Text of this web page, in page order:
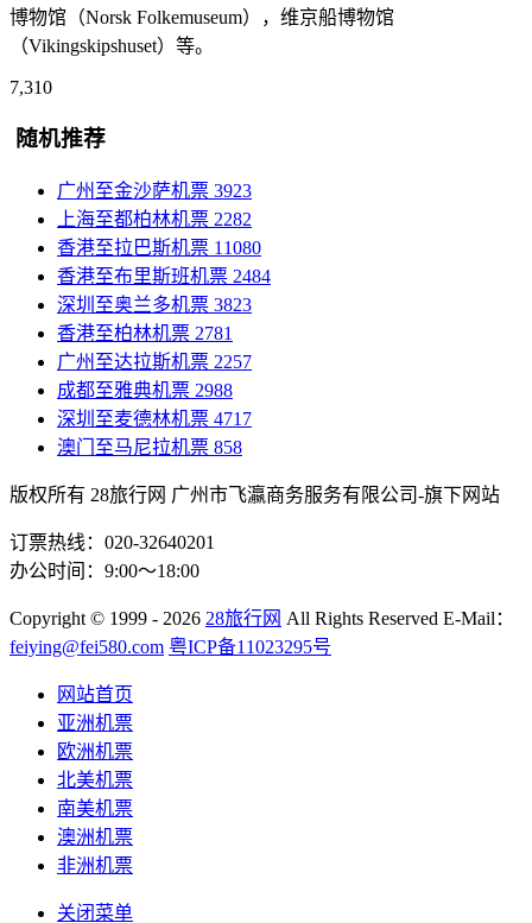
博物馆（Norsk Folkemuseum），维京船博物馆
（Vikingskipshuset）等。
7,310
随机推荐
广州至金沙萨机票 3923
上海至都柏林机票 2282
香港至拉巴斯机票 11080
香港至布里斯班机票 2484
深圳至奥兰多机票 3823
香港至柏林机票 2781
广州至达拉斯机票 2257
成都至雅典机票 2988
深圳至麦德林机票 4717
澳门至马尼拉机票 858
版权所有 28旅行网 广州市飞瀛商务服务有限公司-旗下网站
订票热线：020-32640201
办公时间：9:00～18:00
Copyright © 1999 - 2026 28旅行网 All Rights Reserved E-Mail：
feiying@fei580.com 粤ICP备11023295号
网站首页
亚洲机票
欧洲机票
北美机票
南美机票
澳洲机票
非洲机票
关闭菜单